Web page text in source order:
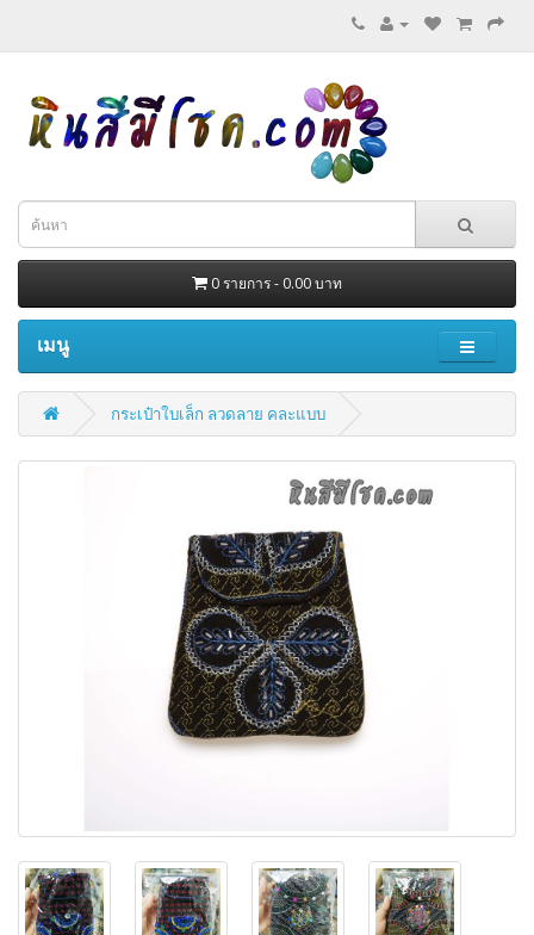
0 รายการ - 0.00 บาท
เมนู
กระเป๋าใบเล็ก ลวดลาย คละแบบ